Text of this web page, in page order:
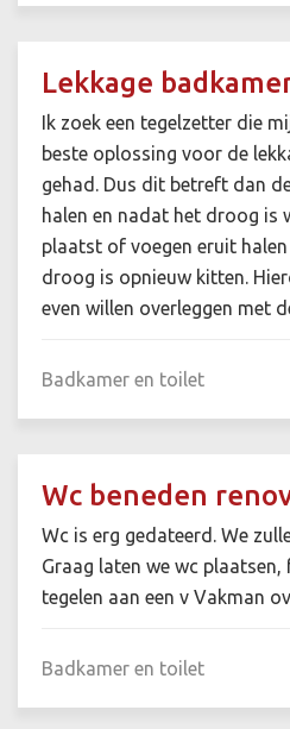
Lekkage
Ik zoek een tegelzetter die
beste oplossing voor de
gehad. Dus dit betreft dan
halen en nadat het droog is
plaatst of voegen eruit
droog is opnieuw kitten.
even willen overleggen met
Badkamer en toilet
Wc beneden
Wc is erg gedateerd. We
Graag laten we wc
tegelen aan een v Vakman
Badkamer en toilet